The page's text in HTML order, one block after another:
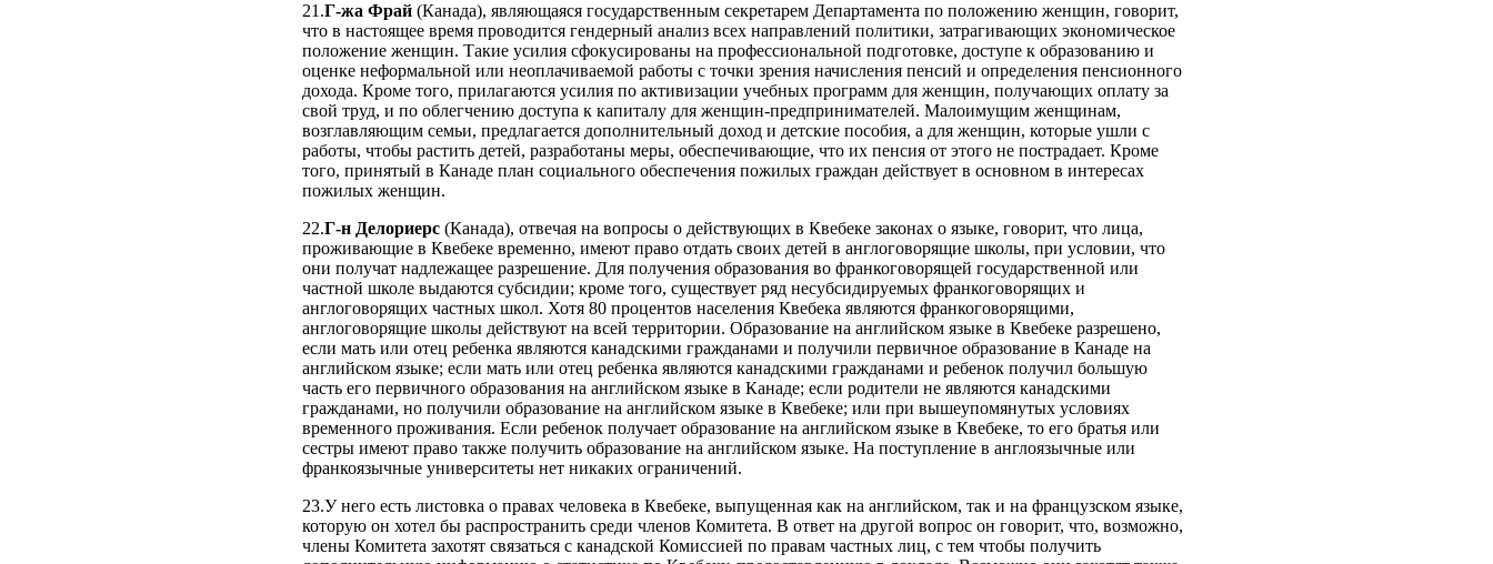
21.Г-жа Фрай (Канада), являющаяся государственным секретарем Департамента по положению женщин, говорит,
что в настоящее время проводится гендерный анализ всех направлений политики, затрагивающих экономическое
положение женщин. Такие усилия сфокусированы на профессиональной подготовке, доступе к образованию и
оценке неформальной или неоплачиваемой работы с точки зрения начисления пенсий и определения пенсионного
дохода. Кроме того, прилагаются усилия по активизации учебных программ для женщин, получающих оплату за
свой труд, и по облегчению доступа к капиталу для женщин-предпринимателей. Малоимущим женщинам,
возглавляющим семьи, предлагается дополнительный доход и детские пособия, а для женщин, которые ушли с
работы, чтобы растить детей, разработаны меры, обеспечивающие, что их пенсия от этого не пострадает. Кроме
того, принятый в Канаде план социального обеспечения пожилых граждан действует в основном в интересах
пожилых женщин.
22.Г-н Делориерс (Канада), отвечая на вопросы о действующих в Квебеке законах о языке, говорит, что лица,
проживающие в Квебеке временно, имеют право отдать своих детей в англоговорящие школы, при условии, что
они получат надлежащее разрешение. Для получения образования во франкоговорящей государственной или
частной школе выдаются субсидии; кроме того, существует ряд несубсидируемых франкоговорящих и
англоговорящих частных школ. Хотя 80 процентов населения Квебека являются франкоговорящими,
англоговорящие школы действуют на всей территории. Образование на английском языке в Квебеке разрешено,
если мать или отец ребенка являются канадскими гражданами и получили первичное образование в Канаде на
английском языке; если мать или отец ребенка являются канадскими гражданами и ребенок получил большую
часть его первичного образования на английском языке в Канаде; если родители не являются канадскими
гражданами, но получили образование на английском языке в Квебеке; или при вышеупомянутых условиях
временного проживания. Если ребенок получает образование на английском языке в Квебеке, то его братья или
сестры имеют право также получить образование на английском языке. На поступление в англоязычные или
франкоязычные университеты нет никаких ограничений.
23.У него есть листовка о правах человека в Квебеке, выпущенная как на английском, так и на французском языке,
которую он хотел бы распространить среди членов Комитета. В ответ на другой вопрос он говорит, что, возможно,
члены Комитета захотят связаться с канадской Комиссией по правам частных лиц, с тем чтобы получить